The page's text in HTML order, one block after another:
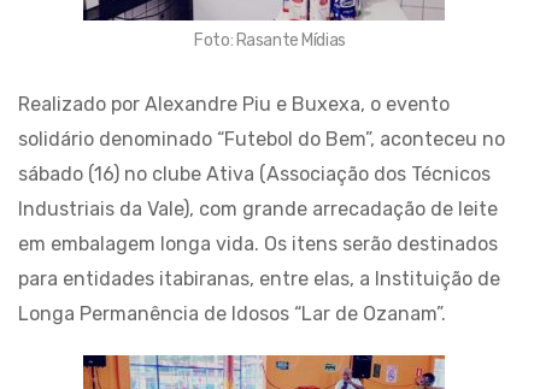
Foto: Rasante Mídias
Realizado por Alexandre Piu e Buxexa, o evento
solidário denominado “Futebol do Bem”, aconteceu no
sábado (16) no clube Ativa (Associação dos Técnicos
Industriais da Vale), com grande arrecadação de leite
em embalagem longa vida. Os itens serão destinados
para entidades itabiranas, entre elas, a Instituição de
Longa Permanência de Idosos “Lar de Ozanam”.